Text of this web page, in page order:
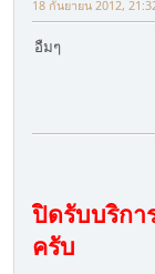
18 กันยายน 2012,
อืมๆ
ปิดรับบริกา
ครับ